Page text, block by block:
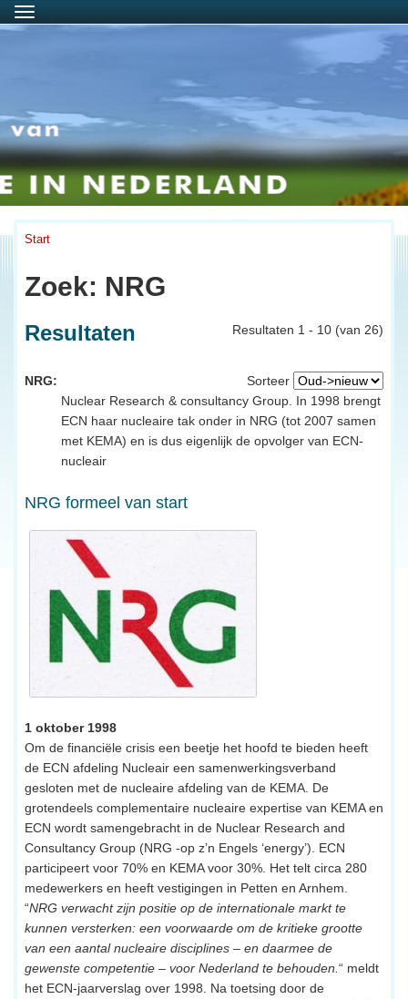
Menu
Start
Zoek: NRG
Resultaten 1 - 10 (van 26)
Resultaten
Sorteer
NRG:
Nuclear Research & consultancy Group. In 1998 brengt
ECN haar nucleaire tak onder in NRG (tot 2007 samen
met KEMA) en is dus eigenlijk de opvolger van ECN-
nucleair
NRG formeel van start
1 oktober 1998
Om de financiële crisis een beetje het hoofd te bieden heeft
de ECN afdeling Nucleair een samenwerkingsverband
gesloten met de nucleaire afdeling van de KEMA. De
grotendeels complementaire nucleaire expertise van KEMA en
ECN wordt samengebracht in de Nuclear Research and
Consultancy Group (NRG -op z’n Engels ‘energy’). ECN
participeert voor 70% en KEMA voor 30%. Het telt circa 280
medewerkers en heeft vestigingen in Petten en Arnhem.
“NRG verwacht zijn positie op de internationale markt te
kunnen versterken: een voorwaarde om de kritieke grootte
van een aantal nucleaire disciplines – en daarmee de
gewenste competentie – voor Nederland te behouden. “ meldt
het ECN-jaarverslag over 1998. Na toetsing door de